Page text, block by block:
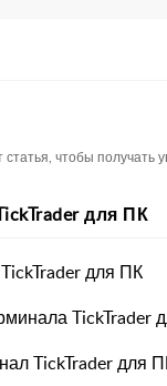
чтобы получать
для ПК
для ПК
TickTrader
TickTrader для